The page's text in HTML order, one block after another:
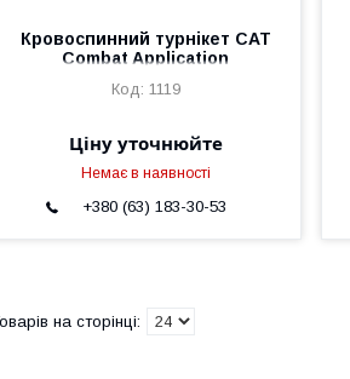
Кровоспинний турнікет CAT
Combat Application
1119
Ціну уточнюйте
Немає в наявності
+380 (63) 183-30-53